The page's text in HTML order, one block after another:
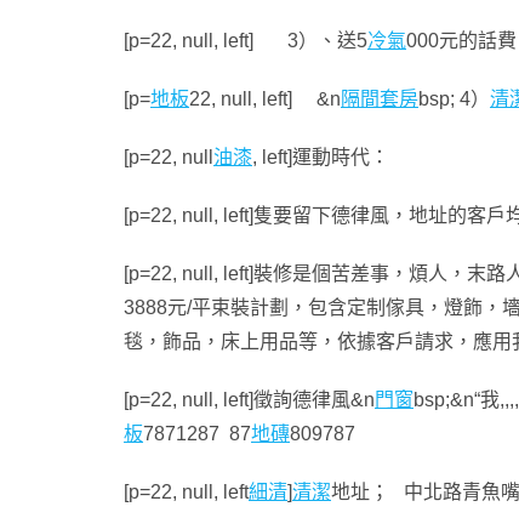
[p=22, null, left] 3）、送5冷氣000元的話費
[p=地板22, null, left] &n隔間套房bsp; 4） 清
[p=22, null 油漆, left]運動時代：
[p=22, null, left]隻要留下德律風，地址的客戶
[p=22, null, left]裝修是個苦差事，煩人，末
3888元/平束裝計劃，包含定制傢具，燈飾，
毯，飾品，床上用品等，依據客戶請求，應
[p=22, null, left]徵詢德律風&n門窗bsp;&n“我
板7871287 87地磚809787
[p=22, null, left細清]清潔地址； 中北路青魚